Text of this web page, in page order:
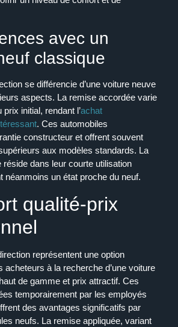
avec un
classique
se différencie d’une voiture neuve
aspects. La remise accordée varie
initial, rendant l’achat
. Ces automobiles
constructeur et offrent souvent
aux modèles standards. La
réside dans leur courte utilisation
néanmoins un état proche du neuf.
qualité-prix
représentent une option
acheteurs à la recherche d’une voiture
de gamme et prix attractif. Ces
temporairement par les employés
des avantages significatifs par
neufs. La remise appliquée, variant